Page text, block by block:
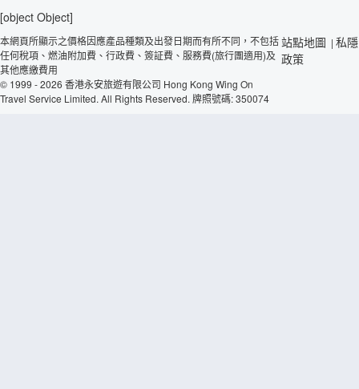
[object Object]
本網頁所顯示之價格因應產品種類及出發日期而有所不同，不包括
任何稅項、燃油附加費、行政費、簽証費、服務費(旅行團適用)及
其他應繳費用
© 1999 - 2026 香港永安旅遊有限公司 Hong Kong Wing On
Travel Service Limited. All Rights Reserved. 牌照號碼: 350074
站點地圖 | 私隱
政策